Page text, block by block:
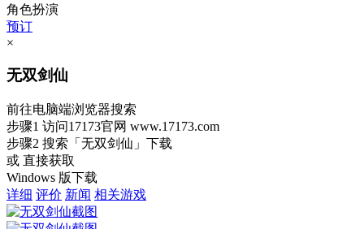
角色扮演
预订
×
无双剑仙
前往电脑端浏览器搜索
步骤1 访问17173官网 www.17173.com
步骤2 搜索 「无双剑仙」 下载
或 直接获取
Windows 版下载
详细 评价 新闻 相关游戏